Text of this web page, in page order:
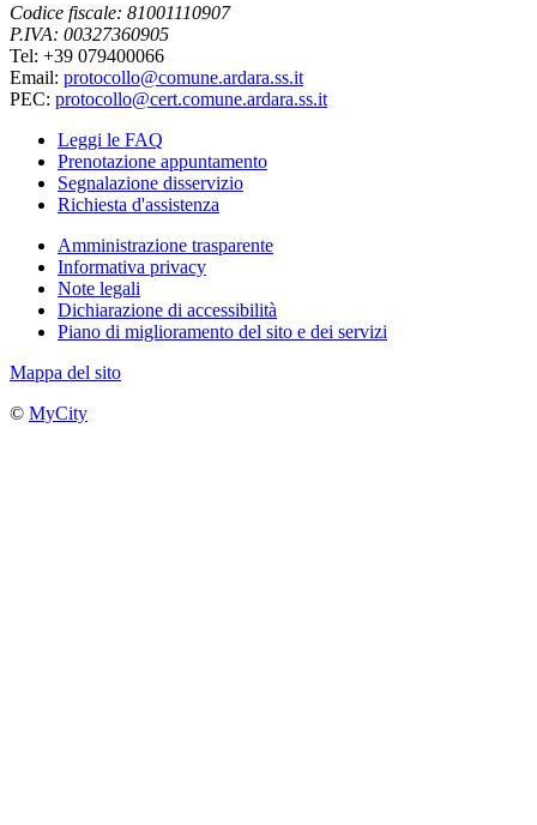
Codice fiscale: 81001110907
P.IVA: 00327360905
Tel: +39 079400066
Email: protocollo@comune.ardara.ss.it
PEC: protocollo@cert.comune.ardara.ss.it
Leggi le FAQ
Prenotazione appuntamento
Segnalazione disservizio
Richiesta d'assistenza
Amministrazione trasparente
Informativa privacy
Note legali
Dichiarazione di accessibilità
Piano di miglioramento del sito e dei servizi
Mappa del sito
© MyCity